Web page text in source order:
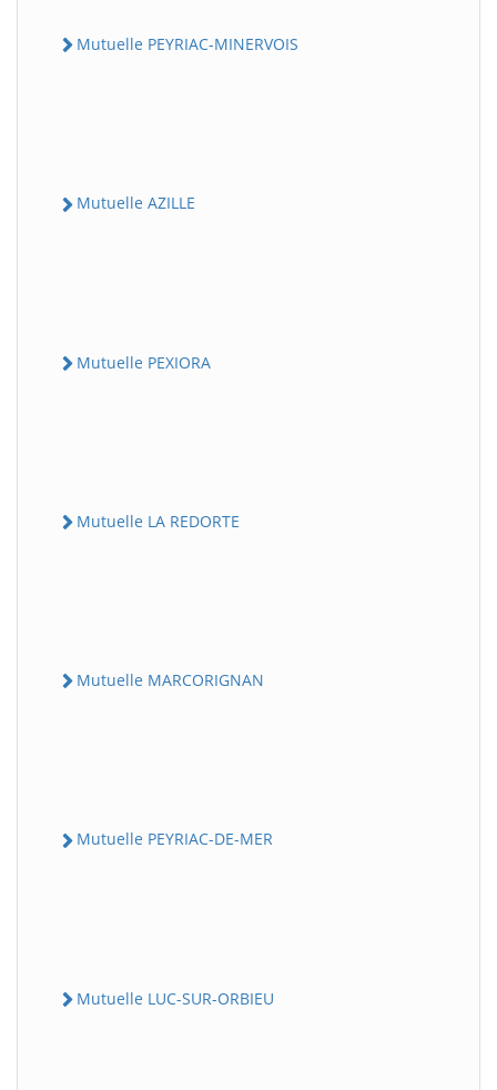
Mutuelle PEYRIAC-MINERVOIS
Mutuelle AZILLE
Mutuelle PEXIORA
Mutuelle LA REDORTE
Mutuelle MARCORIGNAN
Mutuelle PEYRIAC-DE-MER
Mutuelle LUC-SUR-ORBIEU